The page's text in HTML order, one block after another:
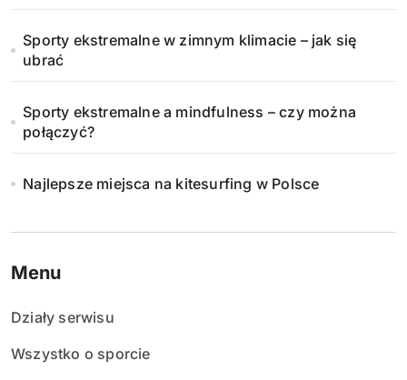
Sporty ekstremalne w zimnym klimacie – jak się
ubrać
Sporty ekstremalne a mindfulness – czy można
połączyć?
Najlepsze miejsca na kitesurfing w Polsce
Menu
Działy serwisu
Wszystko o sporcie